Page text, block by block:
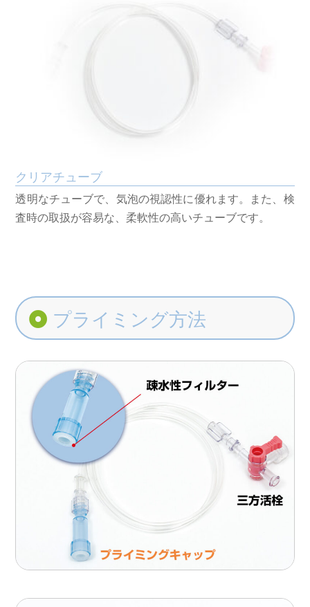
クリアチューブ
透明なチューブで、気泡の視認性に優れます。また、検
査時の取扱が容易な、柔軟性の高いチューブです。
プライミング方法